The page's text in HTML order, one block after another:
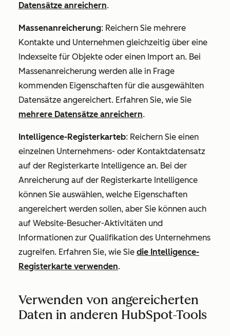
Datensätze anreichern.
Massenanreicherung: Reichern Sie mehrere
Kontakte und Unternehmen gleichzeitig über eine
Indexseite für Objekte oder einen Import an. Bei
Massenanreicherung werden alle in Frage
kommenden Eigenschaften für die ausgewählten
Datensätze angereichert. Erfahren Sie, wie Sie
mehrere Datensätze anreichern.
Intelligence-Registerkarteb: Reichern Sie einen
einzelnen Unternehmens- oder Kontaktdatensatz
auf der Registerkarte Intelligence an. Bei der
Anreicherung auf der Registerkarte Intelligence
können Sie auswählen, welche Eigenschaften
angereichert werden sollen, aber Sie können auch
auf Website-Besucher-Aktivitäten und
Informationen zur Qualifikation des Unternehmens
zugreifen. Erfahren Sie, wie Sie die Intelligence-
Registerkarte verwenden.
Verwenden von angereicherten
Daten in anderen HubSpot-Tools